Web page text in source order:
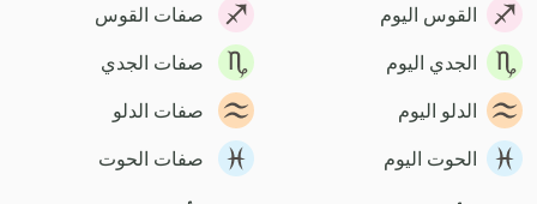
القوس اليوم
الجدي اليوم
الدلو اليوم
الحوت اليوم
صفات القوس
صفات الجدي
صفات الدلو
صفات الحوت